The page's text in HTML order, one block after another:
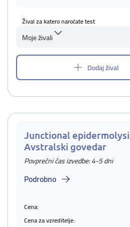
Žival za katero naročate test
Moje živali
Dodaj žival
Junctional
Avstralski govedar
Povprečni čas izvedbe: 4-5 dni
Podrobno
Cena:
Cena za vzreditelje: